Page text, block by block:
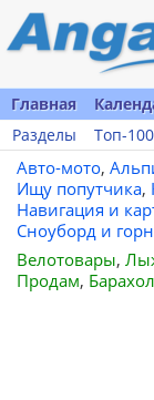
Главная
Разделы
Топ-100
Авто-мото,
Ищу попутчика,
Навигация и
Сноуборд и
Велотовары,
Продам,